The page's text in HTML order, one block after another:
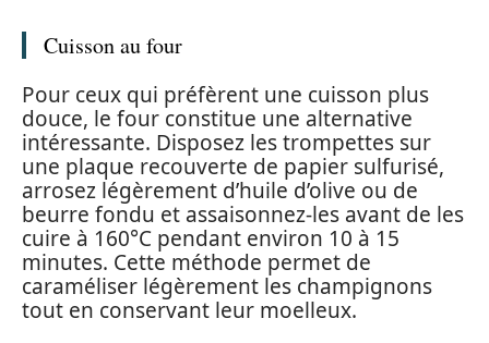
Cuisson au four
Pour ceux qui préfèrent une cuisson plus
douce, le four constitue une alternative
intéressante. Disposez les trompettes sur
une plaque recouverte de papier sulfurisé,
arrosez légèrement d’huile d’olive ou de
beurre fondu et assaisonnez-les avant de les
cuire à 160°C pendant environ 10 à 15
minutes. Cette méthode permet de
caraméliser légèrement les champignons
tout en conservant leur moelleux.